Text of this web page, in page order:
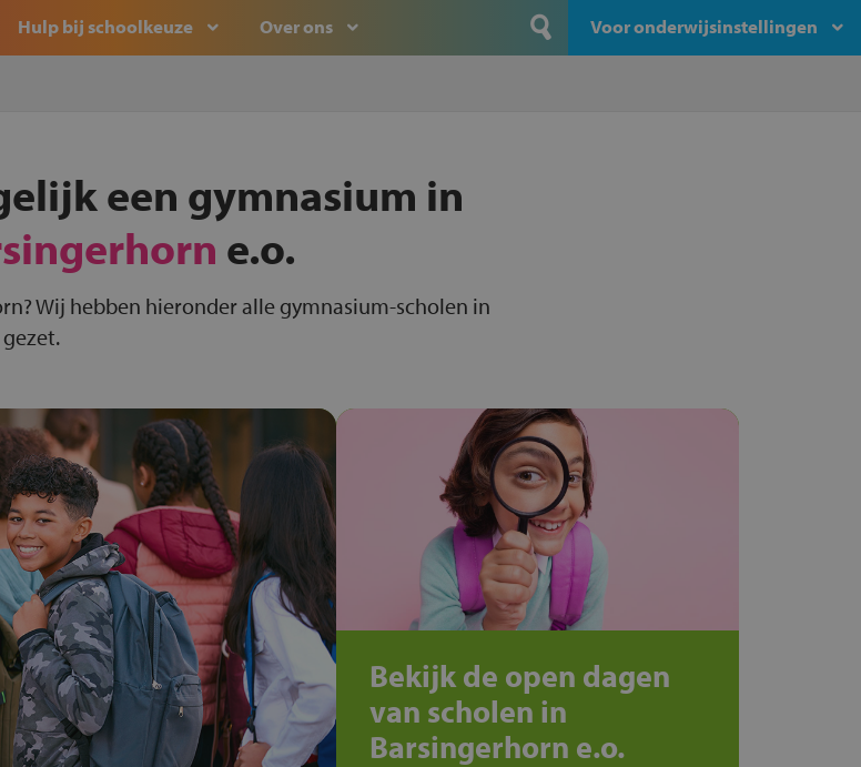
Hulp bij schoolkeuze Over ons Voor onderwijsinstellingen
een gymnasium in
e.o.
Wij hebben hieronder alle gymnasium-scholen in
Bekijk de open dagen
van scholen in
Barsingerhorn e.o.